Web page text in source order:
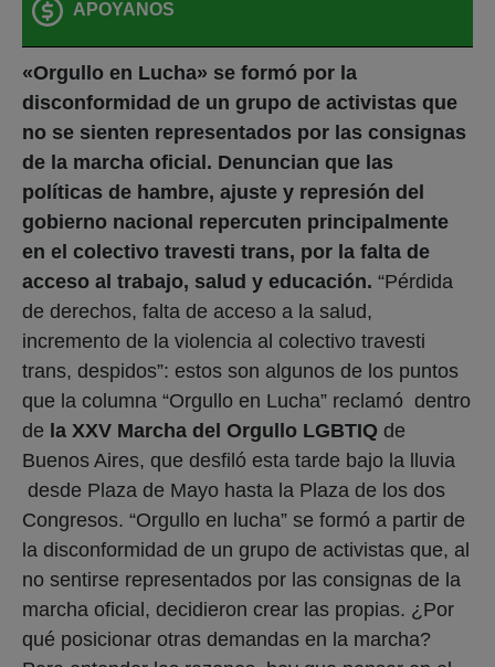
APOYANOS
«Orgullo en Lucha» se formó por la
disconformidad de un grupo de activistas que
no se sienten representados por las consignas
de la marcha oficial. Denuncian que las
políticas de hambre, ajuste y represión del
gobierno nacional repercuten principalmente
en el colectivo travesti trans, por la falta de
acceso al trabajo, salud y educación. “Pérdida
de derechos, falta de acceso a la salud,
incremento de la violencia al colectivo travesti
trans, despidos”: estos son algunos de los puntos
que la columna “Orgullo en Lucha” reclamó dentro
de la XXV Marcha del Orgullo LGBTIQ de
Buenos Aires, que desfiló esta tarde bajo la lluvia
desde Plaza de Mayo hasta la Plaza de los dos
Congresos. “Orgullo en lucha” se formó a partir de
la disconformidad de un grupo de activistas que, al
no sentirse representados por las consignas de la
marcha oficial, decidieron crear las propias. ¿Por
qué posicionar otras demandas en la marcha?